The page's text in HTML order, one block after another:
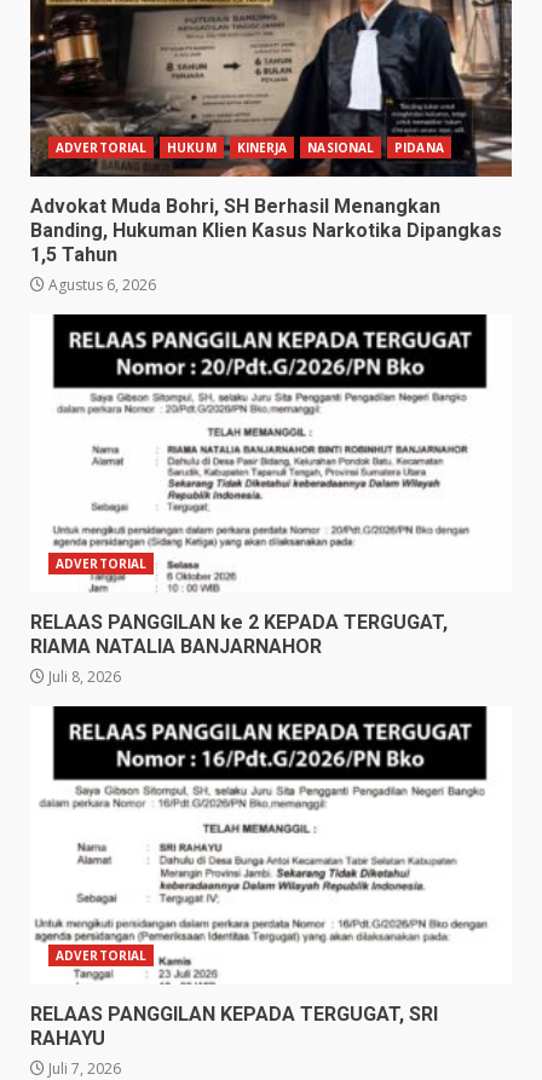
ADVERTORIAL HUKUM KINERJA NASIONAL PIDANA
Advokat Muda Bohri, SH Berhasil Menangkan
Banding, Hukuman Klien Kasus Narkotika Dipangkas
1,5 Tahun
Agustus 6, 2026
ADVERTORIAL
RELAAS PANGGILAN ke 2 KEPADA TERGUGAT,
RIAMA NATALIA BANJARNAHOR
Juli 8, 2026
ADVERTORIAL
RELAAS PANGGILAN KEPADA TERGUGAT, SRI
RAHAYU
Juli 7, 2026